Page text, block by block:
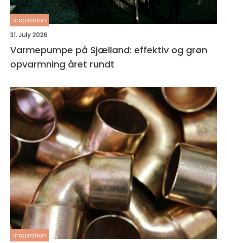
inspiration
31. July 2026
Varmepumpe på Sjælland: effektiv og grøn
opvarmning året rundt
inspiration